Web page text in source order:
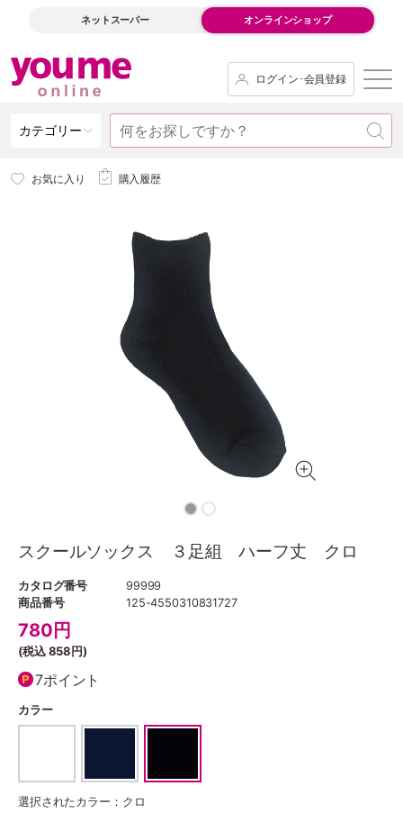
ネットスーパー オンラインショップ
ログイン･会員登録
カテゴリー
お気に入り 購入履歴
スクールソックス ３足組 ハーフ丈 クロ
カタログ番号
99999
商品番号
125-4550310831727
780 円
(税込858円)
7ポイント
カラー
選択されたカラー：クロ